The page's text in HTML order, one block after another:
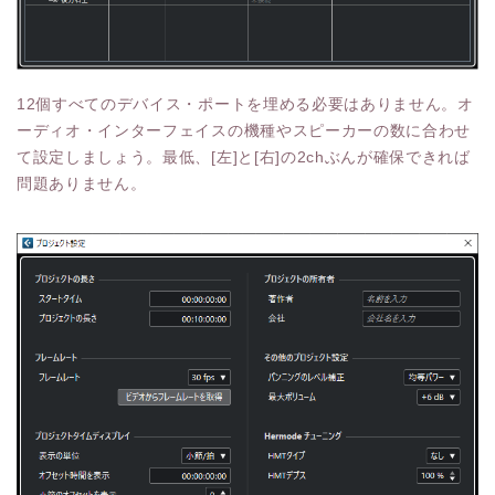
12個すべてのデバイス・ポートを埋める必要はありません。オ
ーディオ・インターフェイスの機種やスピーカーの数に合わせ
て設定しましょう。最低、[左]と[右]の2chぶんが確保できれば
問題ありません。